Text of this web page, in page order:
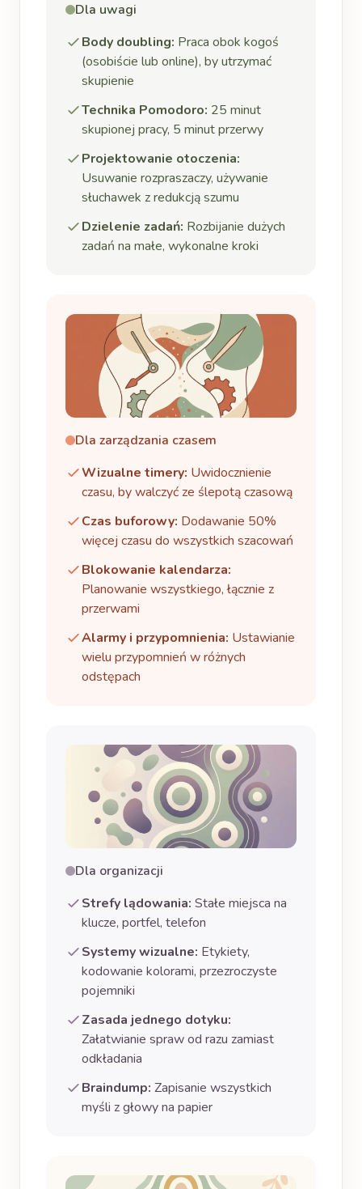
Dla uwagi
Body doubling: Praca obok kogoś
(osobiście lub online), by utrzymać
skupienie
Technika Pomodoro: 25 minut
skupionej pracy, 5 minut przerwy
Projektowanie otoczenia:
Usuwanie rozpraszaczy, używanie
słuchawek z redukcją szumu
Dzielenie zadań: Rozbijanie dużych
zadań na małe, wykonalne kroki
Dla zarządzania czasem
Wizualne timery: Uwidocznienie
czasu, by walczyć ze ślepotą czasową
Czas buforowy: Dodawanie 50%
więcej czasu do wszystkich szacowań
Blokowanie kalendarza:
Planowanie wszystkiego, łącznie z
przerwami
Alarmy i przypomnienia: Ustawianie
wielu przypomnień w różnych
odstępach
Dla organizacji
Strefy lądowania: Stałe miejsca na
klucze, portfel, telefon
Systemy wizualne: Etykiety,
kodowanie kolorami, przezroczyste
pojemniki
Zasada jednego dotyku:
Załatwianie spraw od razu zamiast
odkładania
Braindump: Zapisanie wszystkich
myśli z głowy na papier